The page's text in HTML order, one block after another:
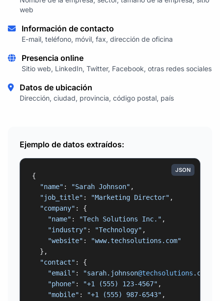
web
Información de contacto
E-mail, teléfono, móvil, fax, dirección de oficina
Presencia online
Sitio web, LinkedIn, Twitter, Facebook, otras redes sociales
Datos de ubicación
Dirección, ciudad, provincia, código postal, país
Ejemplo de datos extraídos:
JSON
{
"name" : "Sarah Johnson" ,
"job_title" : "Marketing Director" ,
"company" : {
"name" : "Tech Solutions Inc." ,
"industry" : "Technology" ,
"website" :
"www.techsolutions.com"
  },
"contact" : {
"email" : "sarah.johnson@techsolutions .com"
"phone" : "+1 (555) 123-4567" ,
"mobile" : "+1 (555) 987-6543" ,